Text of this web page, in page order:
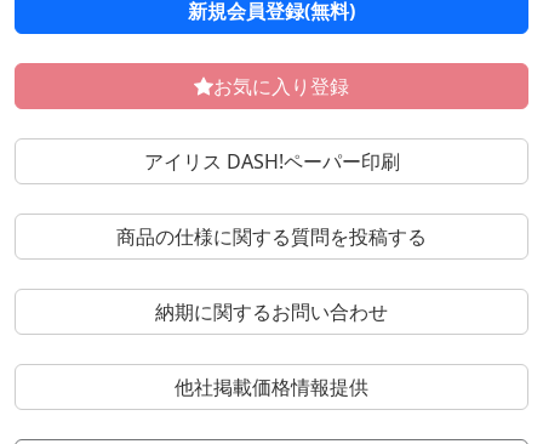
新規会員登録(無料)
お気に入り登録
アイリス DASH!ペーパー印刷
商品の仕様に関する質問を投稿する
納期に関するお問い合わせ
他社掲載価格情報提供